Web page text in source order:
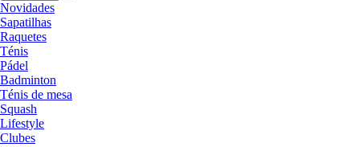
Novidades
Sapatilhas
Raquetes
Ténis
Pádel
Badminton
Ténis de mesa
Squash
Lifestyle
Clubes